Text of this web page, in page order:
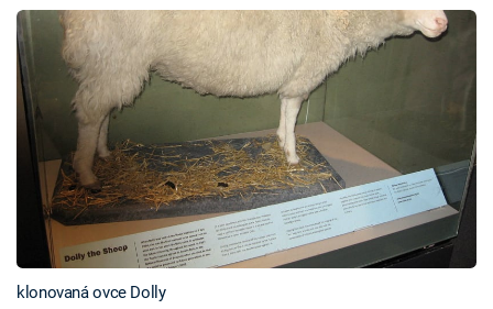
klonovaná ovce Dolly